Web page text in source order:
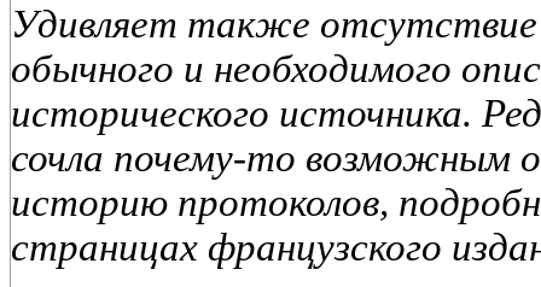
Удивляет также отсутствие
обычного и необходимого
исторического источника.
сочла почему-то возможным
историю протоколов,
страницах французского